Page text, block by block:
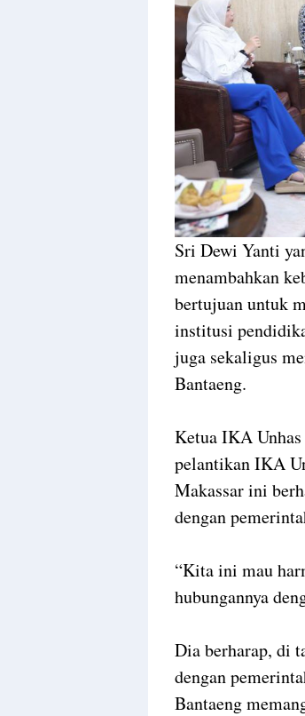
Sri Dewi Yanti
menambahkan
bertujuan untuk
institusi
juga sekaligus
Bantaeng.
Ketua IKA
pelantikan IKA
Makassar ini
dengan
“Kita ini mau
hubungannya
Dia berharap, di
dengan
Bantaeng